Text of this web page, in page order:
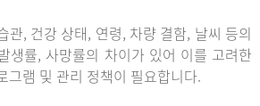
관, 건강 상태, 연령, 차량 결함, 날씨 등의
생률, 사망률의 차이가 있어 이를 고려한
그램 및 관리 정책이 필요합니다.